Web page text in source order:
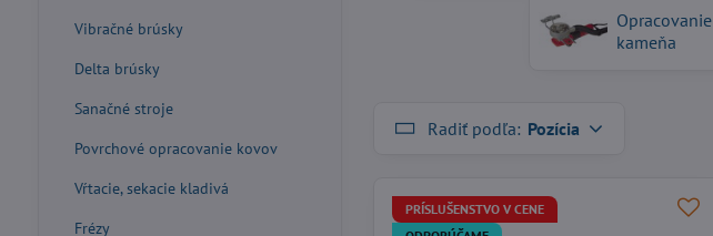
Opracovanie
kameňa
Radiť podľa: Pozícia
PRÍSLUŠENSTVO V CENE
Vibračné brúsky
Delta brúsky
Sanačné stroje
Povrchové opracovanie kovov
Vŕtacie, sekacie kladivá
Frézy